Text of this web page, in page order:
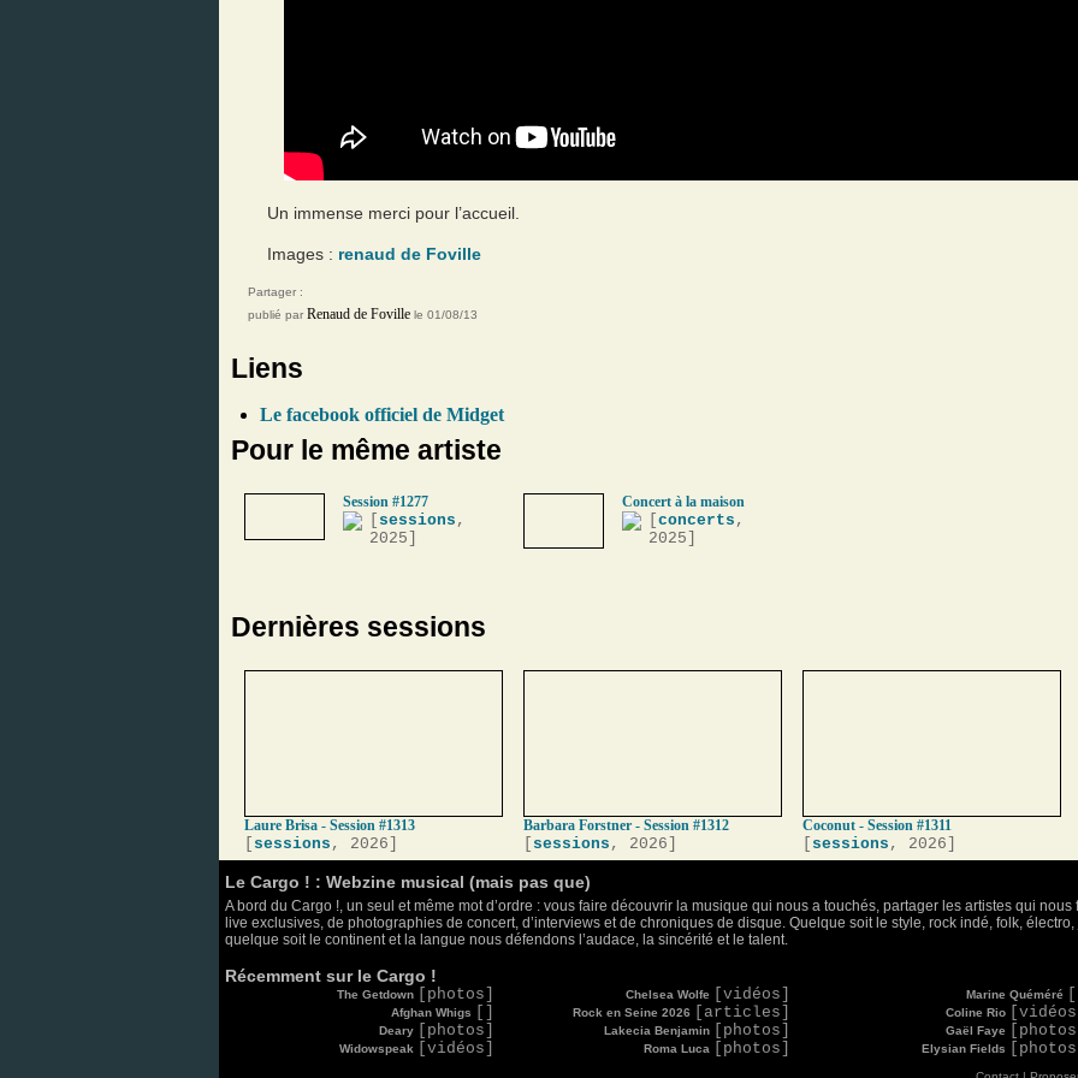
Un immense merci pour l’accueil.
Images : renaud de Foville
Partager :
publié par Renaud de Foville le 01/08/13
Liens
Le facebook officiel de Midget
Pour le même artiste
Session #1277
[ sessions ,
2025]
Concert à la maison
[concerts ,
2025]
Dernières sessions
Laure Brisa - Session #1313
[ sessions , 2026]
Barbara Forstner - Session #1312
[ sessions , 2026]
Coconut - Session #1311
[ sessions , 2026]
Le Cargo ! : Webzine musical (mais pas que)
A bord du Cargo !, un seul et même mot d’ordre : vous faire découvrir la musique qui nous a touchés, partager les artistes qui
live exclusives, de photographies de concert, d’interviews et de chroniques de disque. Quelque soit le style, rock indé, folk,
quelque soit le continent et la langue nous défendons l’audace, la sincérité et le talent.
Récemment sur le Cargo !
The Getdown [photos]
Afghan Whigs []
Deary [photos]
Widowspeak [vidéos]
Chelsea Wolfe [vidéos]
Rock en Seine 2026 [articles]
Lakecia Benjamin [photos]
Roma Luca [photos]
Marine Quéméré
Coline Rio
Gaël Faye
Elysian Fields